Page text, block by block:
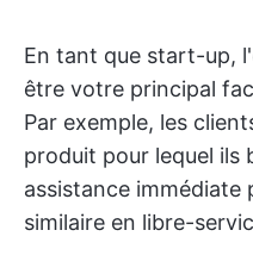
En tant que start-up,
être votre principal
Par exemple, les
produit pour lequel ils
assistance
similaire en libre-